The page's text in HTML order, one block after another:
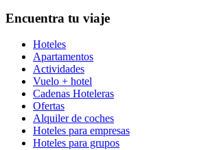
Encuentra tu viaje
Hoteles
Apartamentos
Actividades
Vuelo + hotel
Cadenas Hoteleras
Ofertas
Alquiler de coches
Hoteles para empresas
Hoteles para grupos